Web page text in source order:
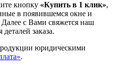
кнопку «Купить в 1 клик»,
в появившемся окне и
Далее с Вами свяжется наш
заказа.
юридическими
.